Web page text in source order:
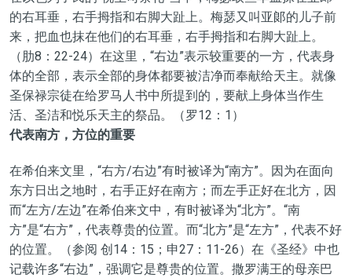
的右耳垂，右手拇指和右脚大趾上。梅瑟又叫亚郞的儿子前
来，把血也抹在他们的右耳垂，右手拇指和右脚大趾上。
（肋8：22-24）在这里，“右边”表示较重要的一方，代表身
体的全部，表示全部的身体都要被洁净而奉献给天主。就像
圣保禄宗徒在给罗马人书中所提到的，要献上身体当作生
活、圣洁和悦乐天主的祭品。（罗12：1）
代表南方，方位的重要
在希伯来文里，“右方/右边”有时被译为“南方”。因为在面向
东方日出之地时，右手正好在南方；而左手正好在北方，因
而“左方/左边”在希伯来文中，有时被译为“北方”。“南
方”是“右方”，代表尊贵的位置。而“北方”是“左方”，代表不好
的位置。（参阅 创14：15；申27：11-26）在《圣经》中也
记载许多“右边”，强调它是尊贵的位置。撒罗满王的母亲巴